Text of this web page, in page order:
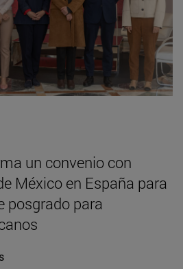
un convenio con
México en España para
posgrado para